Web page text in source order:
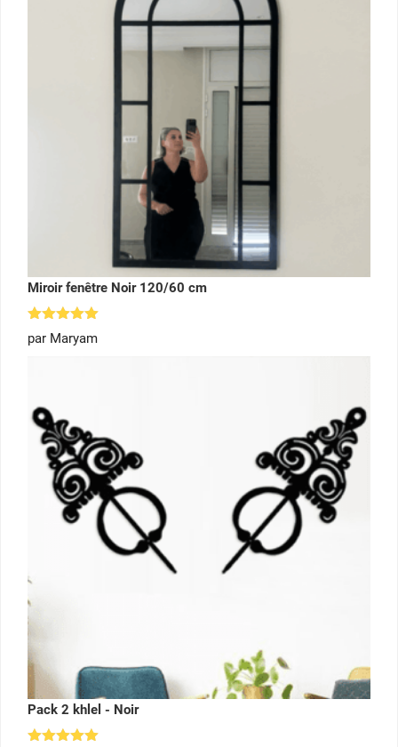
Miroir fenêtre Noir 120/60 cm
Note
sur 5
par Maryam
Pack 2 khlel - Noir